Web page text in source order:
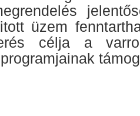
üzem
célja a